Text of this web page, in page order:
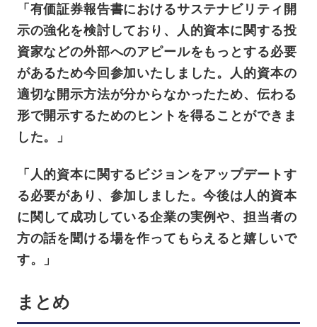
「有価証券報告書におけるサステナビリティ開
示の強化を検討しており、人的資本に関する投
資家などの外部へのアピールをもっとする必要
があるため今回参加いたしました。人的資本の
適切な開示方法が分からなかったため、伝わる
形で開示するためのヒントを得ることができま
した。」
「人的資本に関するビジョンをアップデートす
る必要があり、参加しました。今後は人的資本
に関して成功している企業の実例や、担当者の
方の話を聞ける場を作ってもらえると嬉しいで
す。」
まとめ